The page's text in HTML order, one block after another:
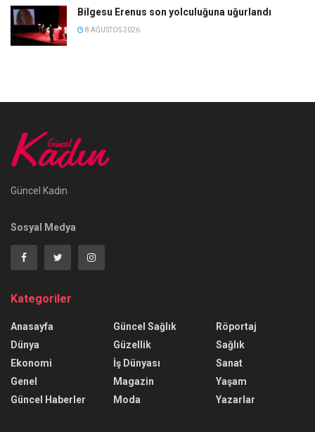
Bilgesu Erenus son yolculuğuna uğurlandı
8 AĞUSTOS 2026
Güncel Kadın
Sosyal Medya
Kategoriler
Anasayfa
Dünya
Ekonomi
Genel
Güncel Haberler
Güncel Sağlık
Güzellik
İş Dünyası
Magazin
Moda
Röportaj
Sağlık
Sanat
Yaşam
Yazarlar